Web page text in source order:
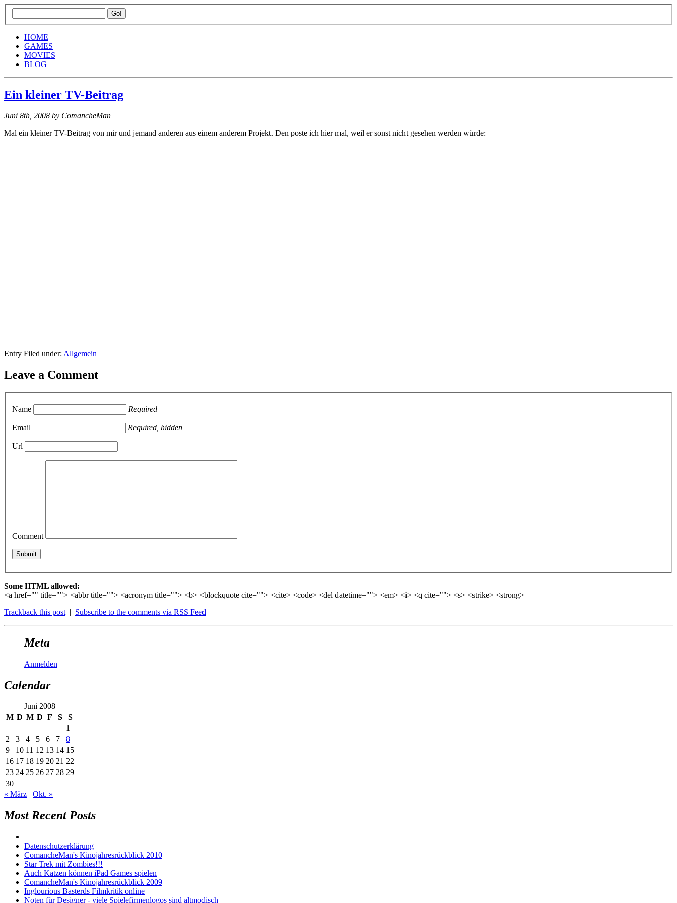
HOME
GAMES
MOVIES
BLOG
Ein kleiner TV-Beitrag
Juni 8th, 2008 by ComancheMan
Mal ein kleiner TV-Beitrag von mir und jemand anderen aus einem anderem Projekt. Den poste ich hier mal, weil er sonst nicht gesehen werden würde:
Entry Filed under: Allgemein
Leave a Comment
Name Required
Email Required, hidden
Url
Comment
Some HTML allowed:
<a href="" title=""> <abbr title=""> <acronym title=""> <b> <blockquote cite=""> <cite> <code> <del datetime=""> <em> <i> <q cite=""> <s> <strike> <strong>
Trackback this post | Subscribe to the comments via RSS Feed
Meta
Anmelden
Calendar
Juni 2008
M D M D F S
S
1
2
3 4 5 6 7
8
9
10 11 12 13 14 15
16 17 18 19 20 21 22
23 24 25 26 27 28 29
30
« März
Okt. »
Most Recent Posts
Datenschutzerklärung
ComancheMan's Kinojahresrückblick 2010
Star Trek mit Zombies!!!
Auch Katzen können iPad Games spielen
ComancheMan's Kinojahresrückblick 2009
Inglourious Basterds Filmkritik online
Noten für Designer - viele Spielefirmenlogos sind altmodisch